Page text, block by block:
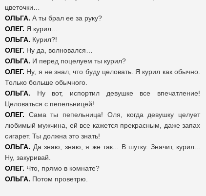
цветочки…
ОЛЬГА. А ты брал ее за руку?
ОЛЕГ. Я курил…
ОЛЬГА. Курил?!
ОЛЕГ. Ну да, волновался…
ОЛЬГА. И перед поцелуем ты курил?
ОЛЕГ. Ну, я не знал, что буду целовать. Я курил как обычно.
Только больше обычного.
ОЛЬГА. Ну вот, испортил девушке все впечатление!
Целоваться с пепельницей!
ОЛЕГ. Сама ты пепельница! Оля, когда девушку целует
любимый мужчина, ей все кажется прекрасным, даже запах
сигарет. Ты должна это знать!
ОЛЬГА. Да знаю, знаю, я же так... В шутку. Значит, курил...
Ну, закуривай.
ОЛЕГ. Что, прямо в комнате?
ОЛЬГА. Потом проветрю.